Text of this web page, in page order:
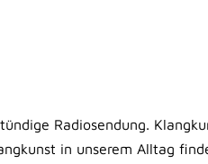
Radiosendung.
in unserem Alltag